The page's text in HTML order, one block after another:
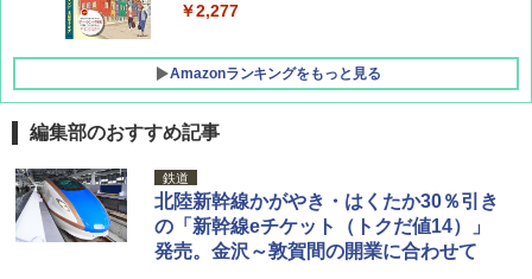
￥2,277
Amazonランキングをもっと見る
[キャンパーズコレクション 山善] ポップアッ
プテント 傘みたいに広げて畳める パッとサ
ッとサンシェード キューブ フルクローズ メ
ッシュ 簡単設置 ワンタッチテント キャンプ
&ハイキング カーキ PATC-150(KH)
GRANDOOR ステンレス保冷剤 2個セット 2
026リニューアル 急速冷凍 空間倍増 衛生的
コンパクト 保冷力長持ち
￥2,980
編集部のおすすめ記事
鉄道
北陸新幹線かがやき・はくたか30％引き
の「新幹線eチケット（トクだ値14）」
発売。金沢～敦賀間の開業に合わせて